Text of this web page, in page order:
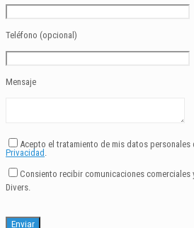
Teléfono (opcional)
Mensaje
Acepto el tratamiento de mis datos personales
Privacidad
Consiento recibir comunicaciones comerciales
Divers.